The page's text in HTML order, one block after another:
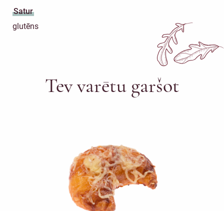
Satur
glutēns
Tev varētu garšot